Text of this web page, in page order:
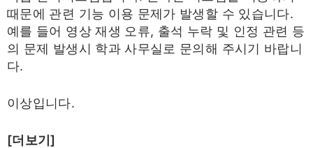
때문에 관련 기능 이용 문제가 발생할 수 있습니다.
예를 들어 영상 재생 오류, 출석 누락 및 인정 관련 등
의 문제 발생시 학과 사무실로 문의해 주시기 바랍니
다.
이상입니다.
[더보기]